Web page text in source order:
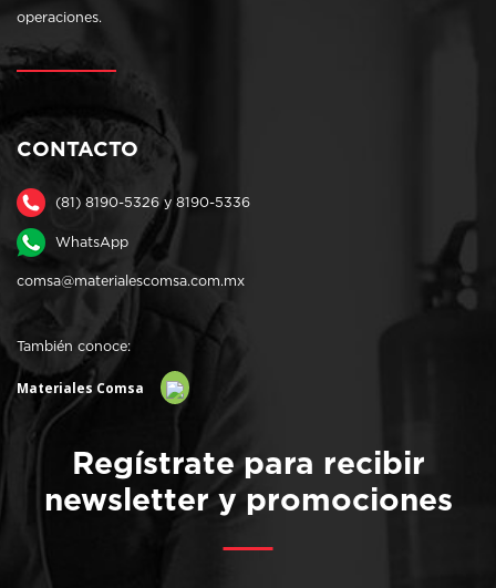
operaciones.
CONTACTO
(81) 8190-5326 y 8190-5336
WhatsApp
comsa@materialescomsa.com.mx
También conoce:
Materiales Comsa
Regístrate para recibir
newsletter y promociones